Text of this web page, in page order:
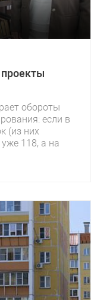
обороты
если в
(из них
118, а на